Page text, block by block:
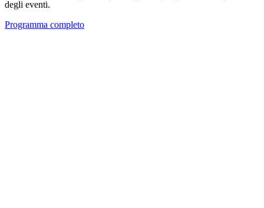
degli eventi.
Programma completo